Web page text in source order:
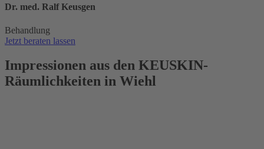
Dr. med. Ralf Keusgen
Behandlung
Jetzt beraten lassen
Impressionen aus den KEUSKIN-
Räumlichkeiten in Wiehl